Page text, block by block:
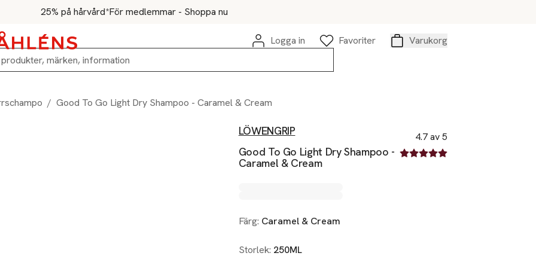
25% på hårvård*För medlemmar - Shoppa nu
Logga in
Favoriter
Varukorg
/ Good To Go Light Dry Shampoo - Caramel & Cream
LÖWENGRIP
Good To Go Light Dry Shampoo -
Caramel & Cream
4.7 av 5
4.7 av fem stjärnor
Färg: Caramel & Cream
Storlek: 250ML